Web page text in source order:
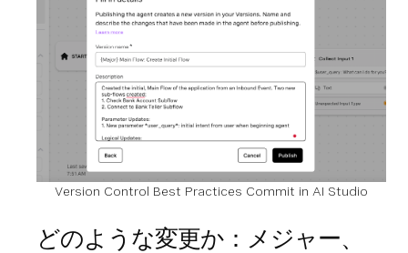
Version Control Best Practices Commit in AI Studio
どのような変更か：メジャー、